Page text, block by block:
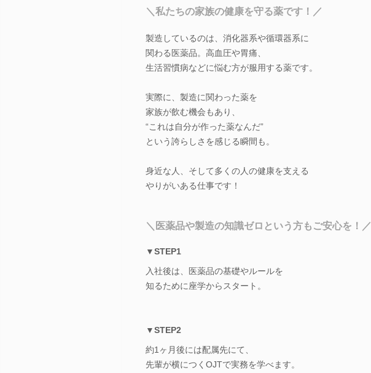
＼私たちの家族の健康を守る薬です！／
製造しているのは、消化器系や循環器系に
関わる医薬品。高血圧や胃痛、
生活習慣病などに悩む方が服用する薬です。
実際に、製造に関わった薬を
家族が飲む機会もあり、
“これは自分が作った薬なんだ”
という誇らしさを感じる瞬間も。
身近な人、そして多くの人の健康を支える
やりがいある仕事です！
＼医薬品や製造の知識ゼロという方もご安心を！／
▼STEP1
入社後は、医薬品の基礎やルールを
知るために座学からスタート。
▼STEP2
約1ヶ月後には配属先にて、
先輩が横につくOJTで実務を学べます。